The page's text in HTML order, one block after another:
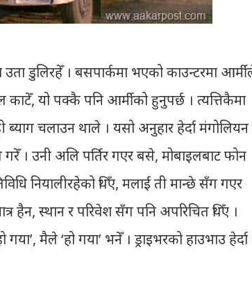
उता डुलिरहेँ । बसपार्कमा भएको काउन्टरमा
यो पक्कै पनि आर्मीको हुनुपर्छ । त्यत्तिकैमा
चलाउन थाले । यसो अनुहार हेर्दा मंगोलियन
। उनी अलि पर्तिर गएर बसे, मोबाइलबाट फोन
नियालीरहेको थिँए, मलाई ती मान्छे सँग गएर
हैन, स्थान र परिवेश सँग पनि अपरिचित थिँए ।
मैले ‘हो गया’ भनेँ । ड्राइभरको हाउभाउ हेर्दा